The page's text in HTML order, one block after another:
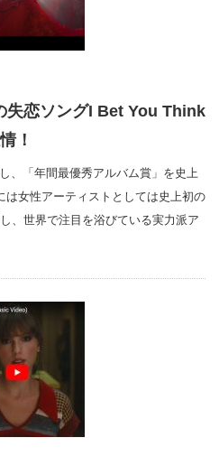
失恋ソングI Bet You Think
！
、「年間最優秀アルバム賞」を史上
は女性アーティストとしては史上初の
、世界で注目を浴びている実力派ア